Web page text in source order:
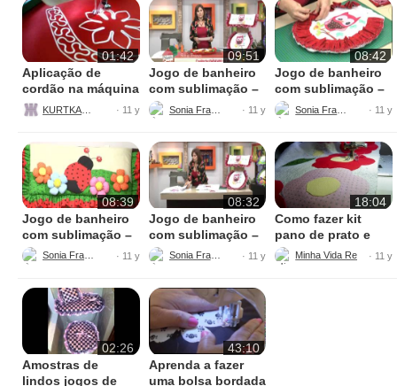
01:42
Aplicação de
cordão na máquina
de bordar
· 11 y
09:51
Jogo de banheiro
com sublimação –
Parte 5 – final
Sonia Franco · 11 y
08:42
Jogo de banheiro
com sublimação –
Parte 4
· 11 y
08:39
Jogo de banheiro
com sublimação –
Parte 3
Sonia Franco · 11 y
08:32
Jogo de banheiro
com sublimação –
Parte 2
Sonia Franco · 11 y
18:04
Como fazer kit
pano de prato e
centro de mesa
patch aplique
· 11 y
02:26
Amostras de
lindos jogos de
43:10
Aprenda a fazer
uma bolsa bordada